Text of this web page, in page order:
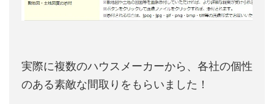
実際に複数のハウスメーカーから、各社の個性
のある素敵な間取りをもらいました！